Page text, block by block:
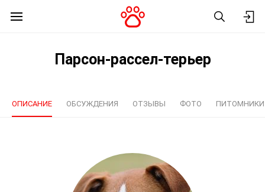
Парсон-рассел-терьер
ОПИСАНИЕ ОБСУЖДЕНИЯ ОТЗЫВЫ ФОТО ПИТОМНИКИ